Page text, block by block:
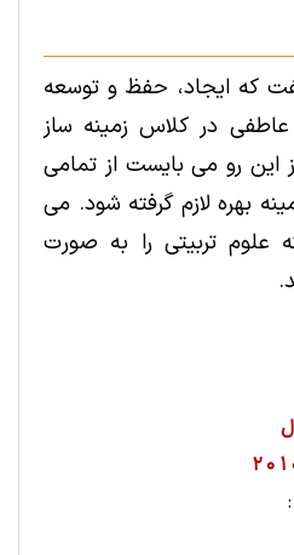
که ايجاد، حفظ و توسعه
در کلاس زمينه ساز
رو می بايست از تمامی
بهره لازم گرفته شود. می
علوم تربیتی را به صورت